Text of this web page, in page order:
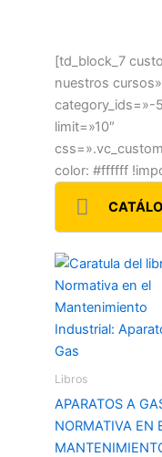
[td_block_7
nuestros cursos»
category_ids=»-
limit=»10″
color: #ffffff
Libros
APARATOS A
NORMATIVA EN